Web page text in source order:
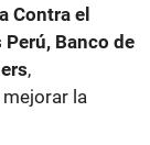
Contra el
Perú, Banco de
,
la